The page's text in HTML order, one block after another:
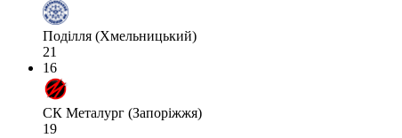
Поділля (Хмельницький)
21
16
СК Металург (Запоріжжя)
19